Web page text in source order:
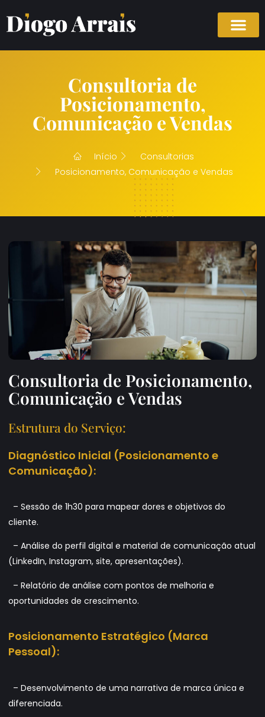
Consultoria de
Posicionamento,
Comunicação e Vendas
Início
Consultorias
Posicionamento, Comunicação e Vendas
Consultoria de Posicionamento,
Comunicação e Vendas
Estrutura do Serviço:
Diagnóstico Inicial (Posicionamento e
Comunicação):
– Sessão de 1h30 para mapear dores e objetivos do
cliente.
– Análise do perfil digital e material de comunicação atual
(LinkedIn, Instagram, site, apresentações).
– Relatório de análise com pontos de melhoria e
oportunidades de crescimento.
Posicionamento Estratégico (Marca
Pessoal):
– Desenvolvimento de uma narrativa de marca única e
diferenciada.